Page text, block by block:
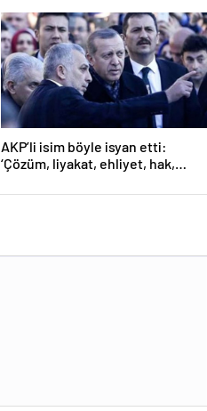
AKP’li isim böyle isyan etti:
‘Çözüm, liyakat, ehliyet, hak,